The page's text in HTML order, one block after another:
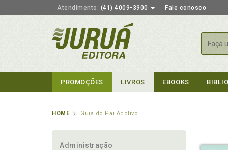
Atendimento: (41) 4009-3900 Fale conosco
PROMOÇÕES LIVROS EBOOKS
HOME Guia do Pai Adotivo
Administração